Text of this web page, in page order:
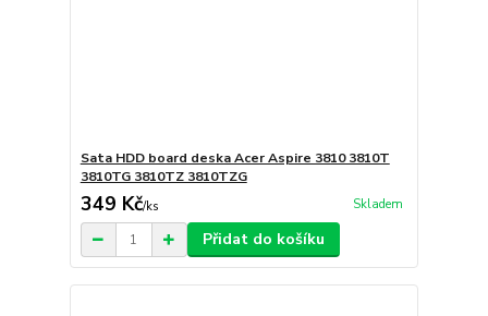
Sata HDD board deska Acer Aspire 3810 3810T
3810TG 3810TZ 3810TZG
349 Kč/ks Skladem
Přidat do košíku